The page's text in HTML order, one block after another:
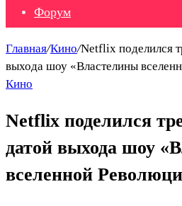
Форум
Главная/Кино/Netflix поделился
выхода шоу «Властелины
Кино
Netflix поделился
датой выхода шоу
вселенной